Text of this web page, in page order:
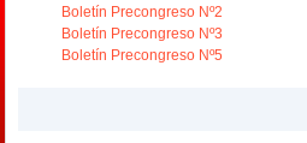
Boletín Precongreso Nº2
Boletín Precongreso Nº3
Boletín Precongreso Nº5